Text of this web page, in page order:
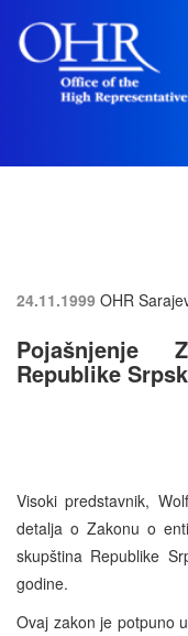
24.11.1999 OHR
Pojašnjenje
Republike
Visoki predstavnik,
detalja o Zakonu o
skupština Republike
godine.
Ovaj zakon je potpuno